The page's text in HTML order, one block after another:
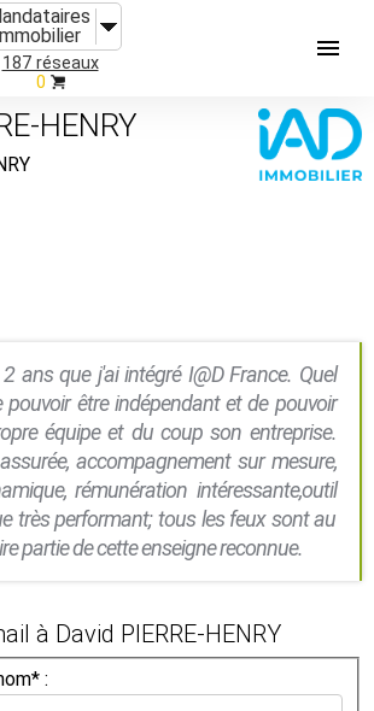
187 réseaux
0
HENRY
ans que j'ai intégré I@D France. Quel
pouvoir être indépendant et de pouvoir
équipe et du coup son entreprise.
accompagnement sur mesure,
rémunération intéressante,outil
très performant; tous les feux sont au
partie de cette enseigne reconnue.
à David PIERRE-HENRY
: